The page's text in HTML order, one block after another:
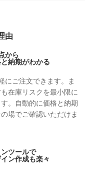
由
から
納期がわかる
にご注文できます。ま
在庫リスクを最小限に
。自動的に価格と納期
場でご確認いただけま
ツールで
ン作成も楽々